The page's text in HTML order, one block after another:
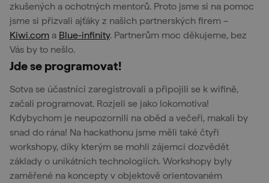
zkušených a ochotných mentorů. Proto jsme si na pomoc
jsme si přizvali ajťáky z našich partnerských firem –
Kiwi.com a Blue-infinity. Partnerům moc děkujeme, bez
Vás by to nešlo.
Jde se programovat!
Sotva se účastníci zaregistrovali a připojili se k wifině,
začali programovat. Rozjeli se jako lokomotiva!
Kdybychom je neupozornili na oběd a večeři, makali by
snad do rána! Na hackathonu jsme měli také čtyři
workshopy, díky kterým se mohli zájemci dozvědět
základy o unikátních technologiích. Workshopy byly
zaměřené na koncepty v objektově orientovaném